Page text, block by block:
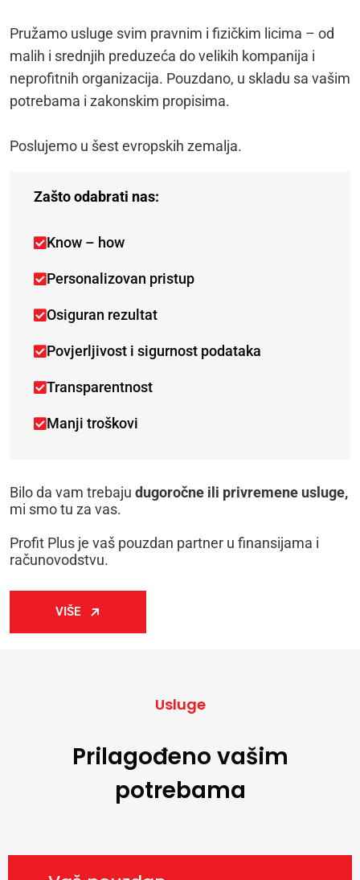
Pružamo usluge svim pravnim i fizičkim licima – od
malih i srednjih preduzeća do velikih kompanija i
neprofitnih organizacija. Pouzdano, u skladu sa vašim
potrebama i zakonskim propisima.
Poslujemo u šest evropskih zemalja.
Zašto odabrati nas:
Know – how
Personalizovan pristup
Osiguran rezultat
Povjerljivost i sigurnost podataka
Transparentnost
Manji troškovi
Bilo da vam trebaju dugoročne ili privremene usluge,
mi smo tu za vas.
Profit Plus je vaš pouzdan partner u finansijama i
računovodstvu.
VIŠE
Usluge
Prilagođeno vašim
potrebama